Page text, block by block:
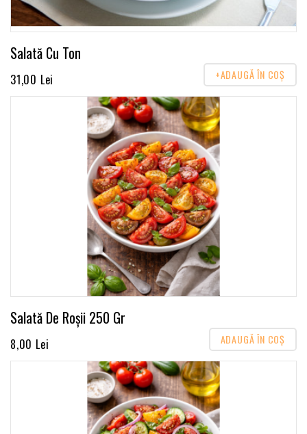
Salată Cu Ton
31,00 Lei +ADAUGĂ ÎN COŞ
Salată De Roșii 250 Gr
8,00 Lei ADAUGĂ ÎN COŞ